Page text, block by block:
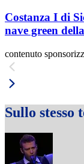
Costanza I di
nave green
contenuto
Sullo stesso